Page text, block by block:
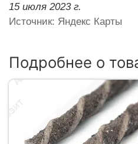
15 июля 2023 г.
Источник: Яндекс Карты
Подробнее о